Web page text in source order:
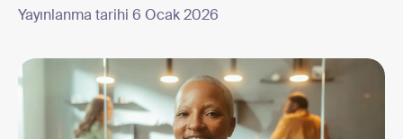
Yayınlanma tarihi 6 Ocak 2026